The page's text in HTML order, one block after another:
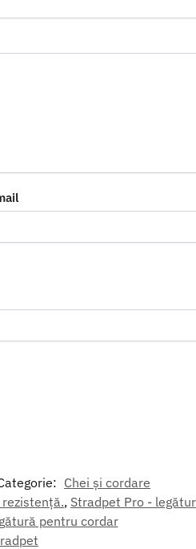
Chei și cordare
, Stradpet Pro -
pentru cordar